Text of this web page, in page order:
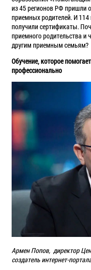
из 45 регионов РФ пришли
приемных родителей. И
получили сертификаты.
приемного родительства и
другим приемным семьям?
Обучение, которое
профессионально
Армен Попов, директор
создатель интернет-